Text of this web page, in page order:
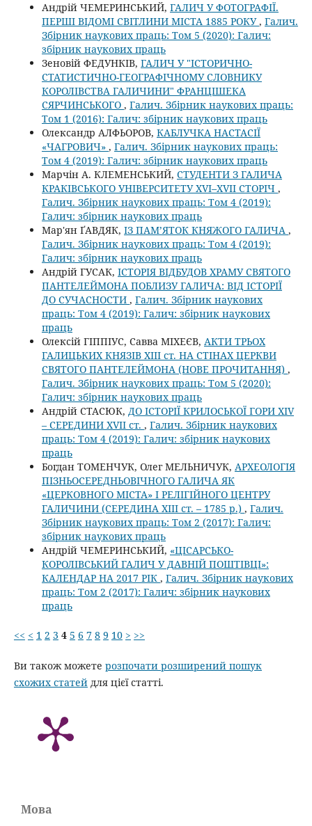
Андрій ЧЕМЕРИНСЬКИЙ, ГАЛИЧ У ФОТОГРАФІЇ.
ПЕРШІ ВІДОМІ СВІТЛИНИ МІСТА 1885 РОКУ, Галич.
Збірник наукових праць: Том 5 (2020): Галич:
збірник наукових праць
Зеновій ФЕДУНКІВ, ГАЛИЧ У "ІСТОРИЧНО-
СТАТИСТИЧНО-ГЕОГРАФІЧНОМУ СЛОВНИКУ
КОРОЛІВСТВА ГАЛИЧИНИ" ФРАНЦІШЕКА
СЯРЧИНСЬКОГО , Галич. Збірник наукових праць:
Том 1 (2016): Галич: збірник наукових праць
Олександр АЛФЬОРОВ, КАБЛУЧКА НАСТАСІЇ
«ЧАГРОВИЧ» , Галич. Збірник наукових праць:
Том 4 (2019): Галич: збірник наукових праць
Марчін А. КЛЕМЕНСЬКИЙ, СТУДЕНТИ З ГАЛИЧА
КРАКІВСЬКОГО УНІВЕРСИТЕТУ XVI–XVII СТОРІЧ ,
Галич. Збірник наукових праць: Том 4 (2019):
Галич: збірник наукових праць
Мар'ян ҐАВДЯК, ІЗ ПАМ’ЯТОК КНЯЖОГО ГАЛИЧА ,
Галич. Збірник наукових праць: Том 4 (2019):
Галич: збірник наукових праць
Андрій ГУСАК, ІСТОРІЯ ВІДБУДОВ ХРАМУ СВЯТОГО
ПАНТЕЛЕЙМОНА ПОБЛИЗУ ГАЛИЧА: ВІД ІСТОРІЇ
ДО СУЧАСНОСТИ , Галич. Збірник наукових
праць: Том 4 (2019): Галич: збірник наукових
праць
Олексій ГІППІУС, Савва МІХЕЄВ, АКТИ ТРЬОХ
ГАЛИЦЬКИХ КНЯЗІВ XIII ст. НА СТІНАХ ЦЕРКВИ
СВЯТОГО ПАНТЕЛЕЙМОНА (НОВЕ ПРОЧИТАННЯ) ,
Галич. Збірник наукових праць: Том 5 (2020):
Галич: збірник наукових праць
Андрій СТАСЮК, ДО ІСТОРІЇ КРИЛОСЬКОЇ ГОРИ ХIV
– СЕРЕДИНИ XVII ст. , Галич. Збірник наукових
праць: Том 4 (2019): Галич: збірник наукових
праць
Богдан ТОМЕНЧУК, Олег МЕЛЬНИЧУК, АРХЕОЛОГІЯ
ПІЗНЬОСЕРЕДНЬОВІЧНОГО ГАЛИЧА ЯК
«ЦЕРКОВНОГО МІСТА» І РЕЛІГІЙНОГО ЦЕНТРУ
ГАЛИЧИНИ (СЕРЕДИНА ХІІІ ст. – 1785 р.) , Галич.
Збірник наукових праць: Том 2 (2017): Галич:
збірник наукових праць
Андрій ЧЕМЕРИНСЬКИЙ, «ЦІСАРСЬКО-
КОРОЛІВСЬКИЙ ГАЛИЧ У ДАВНІЙ ПОШТІВЦІ»:
КАЛЕНДАР НА 2017 РІК , Галич. Збірник наукових
праць: Том 2 (2017): Галич: збірник наукових
праць
<< < 1 2 3 4 5 6 7 8 9 10 > >>
Ви також можете розпочати розширений пошук
схожих статейдля цієї статті.
Мова